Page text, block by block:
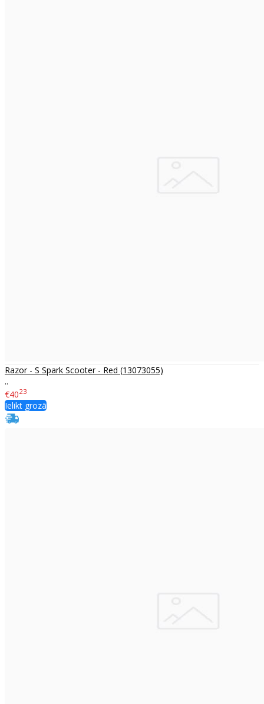
Razor - S Spark Scooter - Red (13073055)
..
€4023
Ielikt grozā